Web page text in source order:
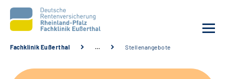
Fachklinik Eußerthal … Stellenangebote